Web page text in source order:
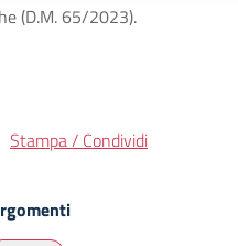
(D.M. 65/2023).
Stampa / Condividi